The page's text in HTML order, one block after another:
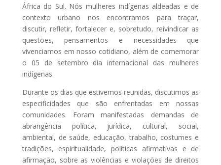
África do Sul. Nós mulheres indígenas aldeadas e de
contexto urbano nos encontramos para traçar,
discutir, refletir, fortalecer e, sobretudo, reivindicar as
questões, pensamentos e necessidades que
vivenciamos em nosso cotidiano, além de comemorar
o 05 de setembro dia internacional das mulheres
indígenas.
Durante os dias que estivemos reunidas, discutimos as
especificidades que são enfrentadas em nossas
comunidades. Foram manifestadas demandas de
abrangência política, jurídica, cultural, social,
ambiental, de saúde, educação, trabalho, costumes e
tradições, espiritualidade, políticas afirmativas e de
afirmação, sobre as violências e violações de direitos